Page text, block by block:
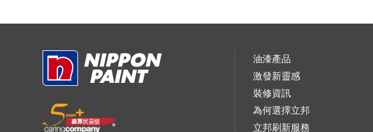
油漆產品
激發新靈感
裝修資訊
為何選擇立邦
立邦刷新服務